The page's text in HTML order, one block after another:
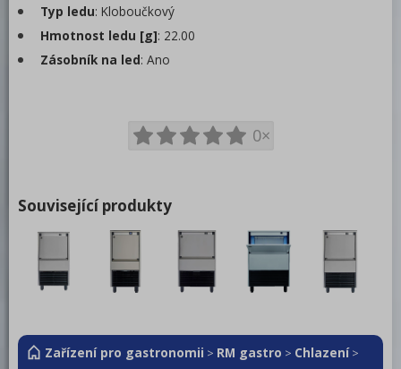
Typ ledu: Kloboučkový
Hmotnost ledu [g]: 22.00
Zásobník na led: Ano
0×
Související produkty
Zařízení pro gastronomii > RM gastro > Chlazení>